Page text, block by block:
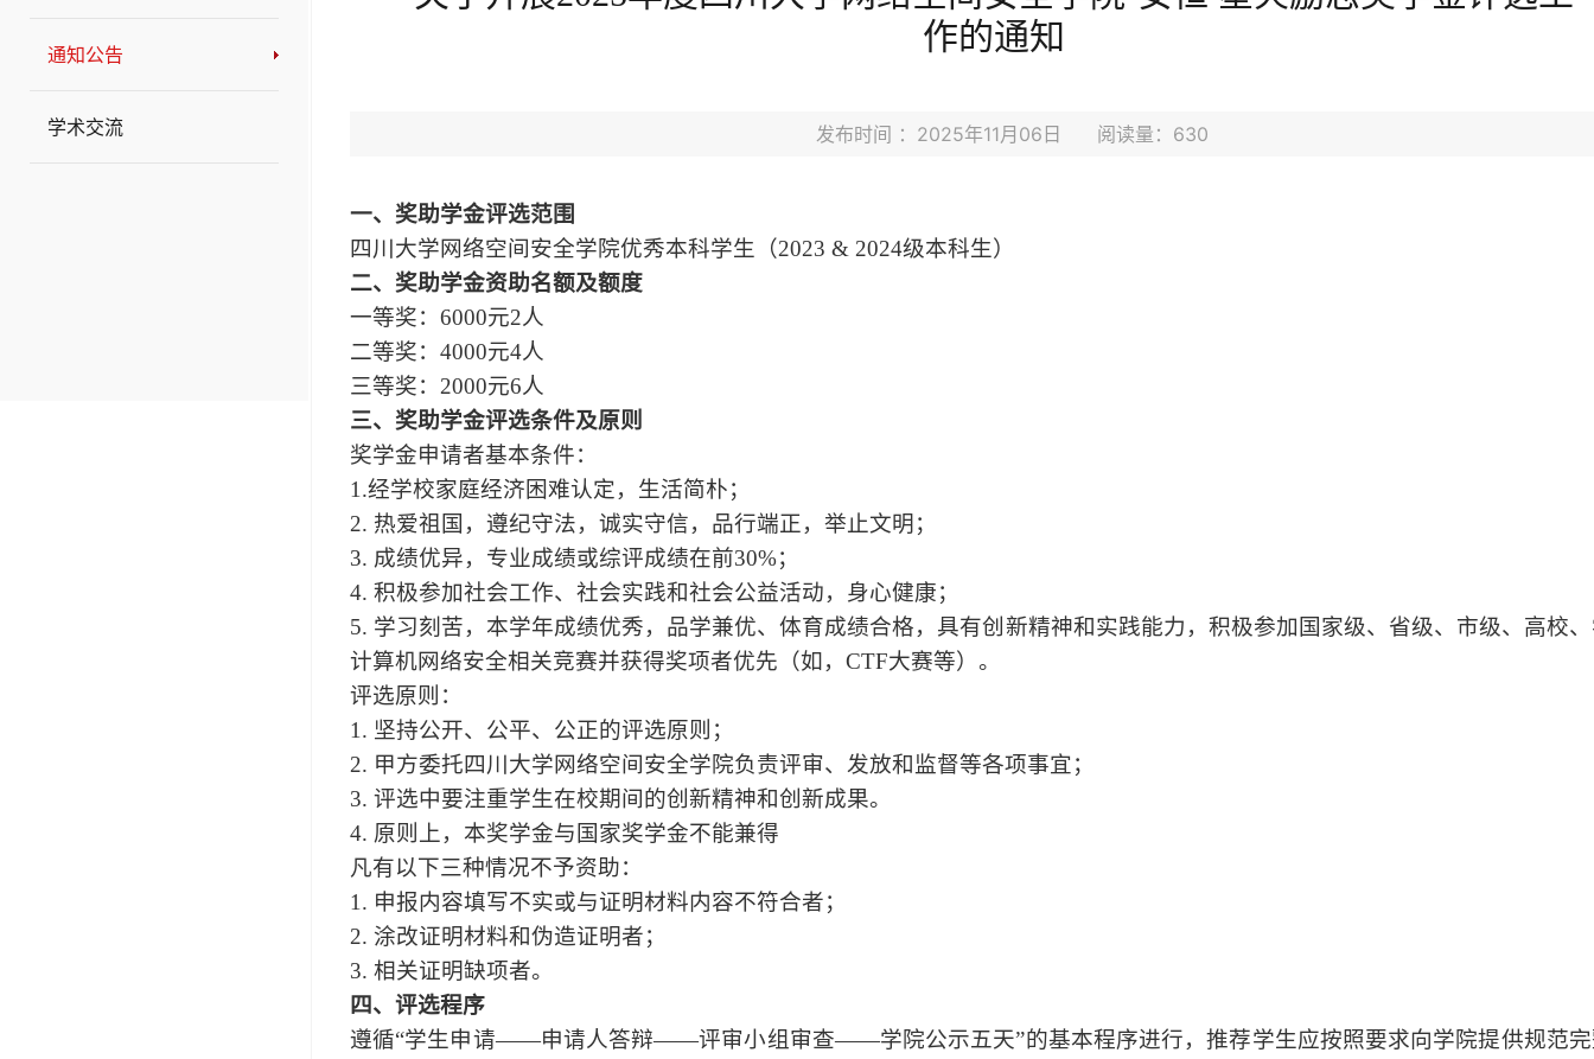
通知公告
学术交流
作的通知
发布时间 ：2025年11月06日 阅读量： 630
一、奖助学金评选范围
四川大学网络空间安全学院优秀本科学生（2023 & 2024级本科生）
二、奖助学金资助名额及额度
一等奖：6000元2人
二等奖：4000元4人
三等奖：2000元6人
三、奖助学金评选条件及原则
奖学金申请者基本条件：
1.经学校家庭经济困难认定，生活简朴；
2. 热爱祖国，遵纪守法，诚实守信，品行端正，举止文明；
3. 成绩优异，专业成绩或综评成绩在前30%；
4. 积极参加社会工作、社会实践和社会公益活动，身心健康；
5. 学习刻苦，本学年成绩优秀，品学兼优、体育成绩合格，具有创新精神和实践能力，积极参加国家级、省级、市级、高校
计算机网络安全相关竞赛并获得奖项者优先（如，CTF大赛等）。
评选原则：
1. 坚持公开、公平、公正的评选原则；
2. 甲方委托四川大学网络空间安全学院负责评审、发放和监督等各项事宜；
3. 评选中要注重学生在校期间的创新精神和创新成果。
4. 原则上，本奖学金与国家奖学金不能兼得
凡有以下三种情况不予资助：
1. 申报内容填写不实或与证明材料内容不符合者；
2. 涂改证明材料和伪造证明者；
3. 相关证明缺项者。
四、评选程序
遵循“学生申请——申请人答辩——评审小组审查——学院公示五天”的基本程序进行，推荐学生应按照要求向学院提供规范